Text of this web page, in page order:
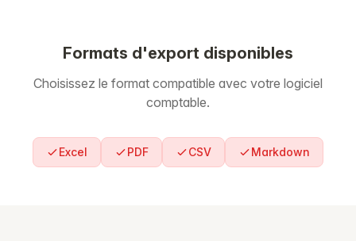
Formats d'export disponibles
Choisissez le format compatible avec votre logiciel
comptable.
Excel PDF CSV Markdown